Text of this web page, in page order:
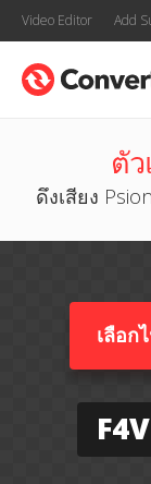
Video Editor Add
ตัว
ดึงเสียง
เลือก
F4V